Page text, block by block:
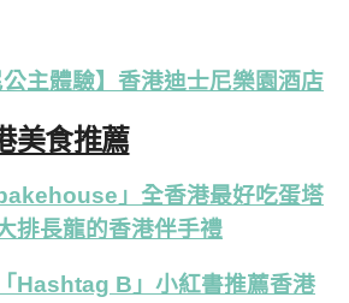
公主體驗】香港迪士尼樂園酒店
美食推薦
」全香港最好吃蛋塔
排長龍的香港伴手禮
Hashtag B」小紅書推薦香港